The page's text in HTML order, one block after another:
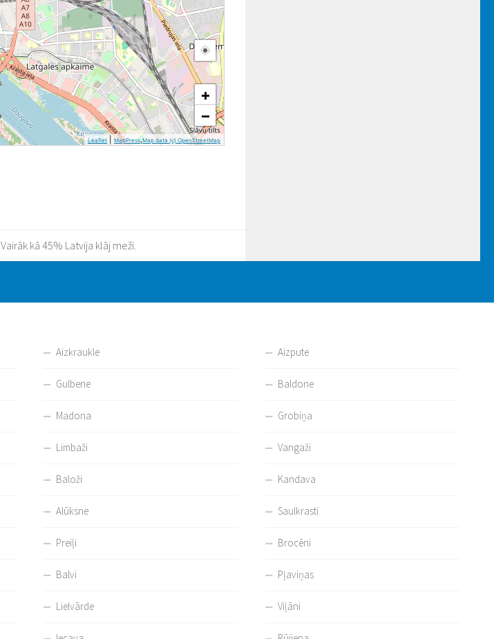
+
−
Leaflet MapPress,Map data (c) OpenStreetMap
Vairāk kā 45% Latvija klāj meži.
Aizkraukle
Gulbene
Madona
Limbaži
Baloži
Alūksne
Preiļi
Balvi
Lielvārde
Aizpute
Baldone
Grobiņa
Vangaži
Kandava
Saulkrasti
Brocēni
Pļaviņas
Viļāni